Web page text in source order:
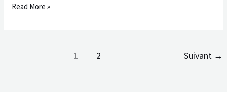
Read More »
1 2 Suivant →